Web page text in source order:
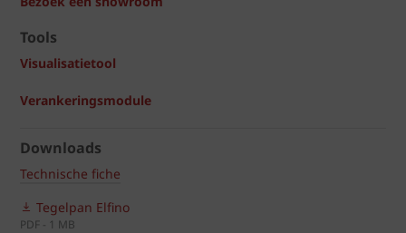
Tools
Visualisatietool
Verankeringsmodule
Downloads
Technische fiche
Tegelpan Elfino
PDF - 1 MB